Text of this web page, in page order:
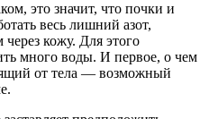
это значит, что почки и
весь лишний азот,
кожу. Для этого
много воды. И первое, о чем
от тела — возможный